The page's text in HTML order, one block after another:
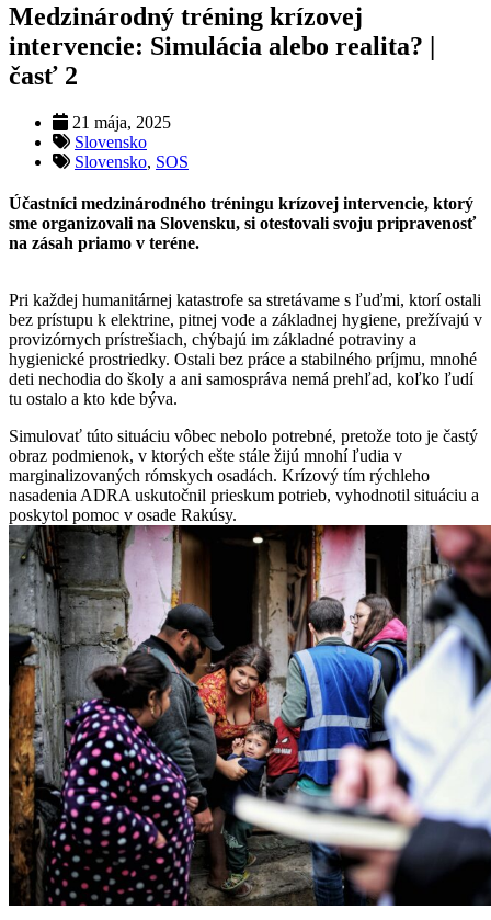
Medzinárodný tréning krízovej
intervencie: Simulácia alebo realita? |
časť 2
21 mája, 2025
Slovensko
Slovensko, SOS
Účastníci medzinárodného tréningu krízovej intervencie, ktorý
sme organizovali na Slovensku, si otestovali svoju pripravenosť
na zásah priamo v teréne.
Pri každej humanitárnej katastrofe sa stretávame s ľuďmi, ktorí ostali
bez prístupu k elektrine, pitnej vode a základnej hygiene, prežívajú v
provizórnych prístrešiach, chýbajú im základné potraviny a
hygienické prostriedky. Ostali bez práce a stabilného príjmu, mnohé
deti nechodia do školy a ani samospráva nemá prehľad, koľko ľudí
tu ostalo a kto kde býva.
Simulovať túto situáciu vôbec nebolo potrebné, pretože toto je častý
obraz podmienok, v ktorých ešte stále žijú mnohí ľudia v
marginalizovaných rómskych osadách. Krízový tím rýchleho
nasadenia ADRA uskutočnil prieskum potrieb, vyhodnotil situáciu a
poskytol pomoc v osade Rakúsy.